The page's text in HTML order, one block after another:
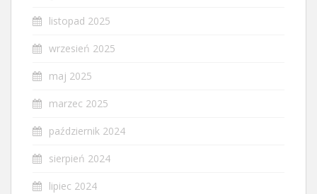
listopad 2025
wrzesień 2025
maj 2025
marzec 2025
październik 2024
sierpień 2024
lipiec 2024